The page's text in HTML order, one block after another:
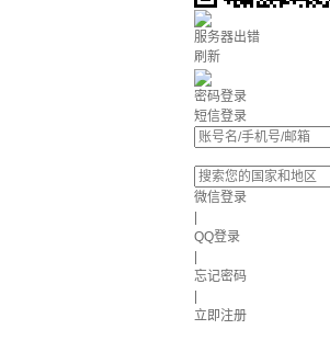
服务器出错
刷新
密码登录
短信登录
微信登录
QQ登录
忘记密码
立即注册